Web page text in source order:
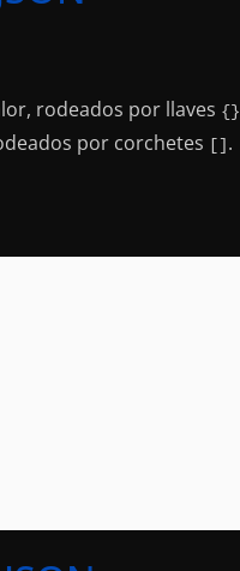
rodeados por llaves {}
por corchetes [] .